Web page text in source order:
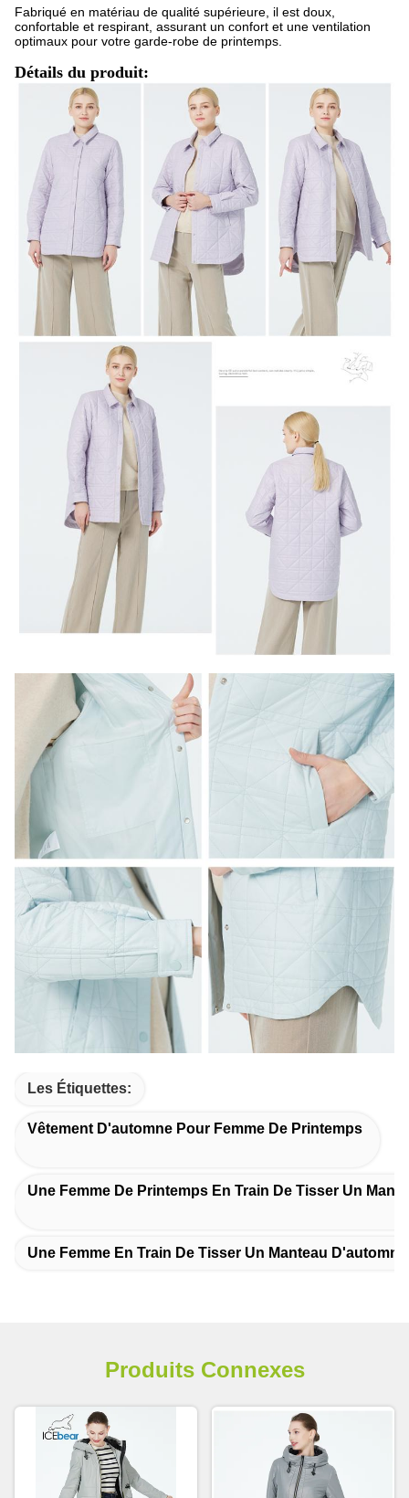
Fabriqué en matériau de qualité supérieure, il est doux,
confortable et respirant, assurant un confort et une ventilation
optimaux pour votre garde-robe de printemps.
Détails du produit:
Les Étiquettes:
Vêtement D'automne Pour Femme De Printemps
Une Femme De Printemps En Train De Tisser Un
Une Femme En Train De Tisser Un Manteau D'automne
Produits Connexes